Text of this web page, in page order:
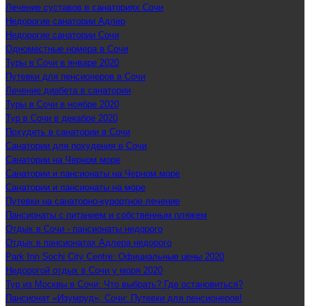
Лечение суставов в санаториях Сочи
Недорогие санатории Адлер
Недорогие санатории Сочи
Одноместные номера в Сочи
Туры в Сочи в январе 2020
Путевки для пенсионеров в Сочи
Лечение диабета в санатории
Туры в Сочи в ноябре 2020
Тур в Сочи в декабре 2020
Похудеть в санатории в Сочи
Санатории для похудения в Сочи
Санатории на Черном море
Санатории и пансионаты на Черном море
Санатории и пансионаты на море
Путевки на санаторно-курортное лечение
Пансионаты с питанием и собственным пляжем
Отдых в Сочи - пансионаты недорого
Отдых в пансионатах Адлера недорого
Park Inn Sochi City Centre: Официальные цены 2020
Недорогой отдых в Сочи у моря 2020
Тур из Москвы в Сочи: Что выбрать? Где остановиться?
Пансионат «Изумруд», Сочи: Путевки для пенсионеров!